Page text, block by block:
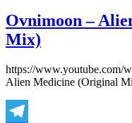
Ovnimoon –
Mix)
https://www.youtube.com/
Alien Medicine (Original